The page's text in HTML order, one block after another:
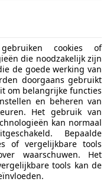
kreeg een forse
waren zelfs
radio/ cd-speler met
het stuurwiel.
was ook tevens
die verkrijgbaar
startten bij 25.995
de StyleVersion lag
DynamicVersion
29.995 euro. De 2.0
29.995 euro en
cookies of
die noodzakelijk zijn
de goede werking van
doorgaans gebruikt
om belangrijke functies
en beheren van
Het gebruik van
kan normaal
Bepaalde
of vergelijkbare tools
waarschuwen. Het
tools kan de